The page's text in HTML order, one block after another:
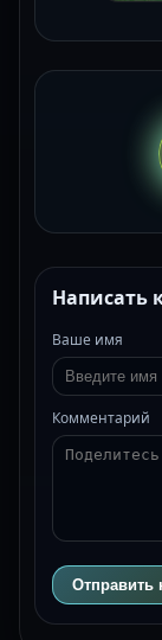
Написать
Ваше имя
Комментарий
Отправить